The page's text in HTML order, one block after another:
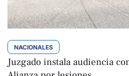
NACIONALES
Juzgado instala audiencia